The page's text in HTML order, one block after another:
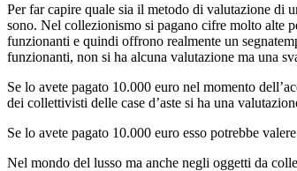
Per far capire quale sia il metodo di valutazione di
sono. Nel collezionismo si pagano cifre molto alte
funzionanti e quindi offrono realmente un
funzionanti, non si ha alcuna valutazione ma una
Se lo avete pagato 10.000 euro nel momento
dei collettivisti delle case d’aste si ha una
Se lo avete pagato 10.000 euro esso potrebbe
Nel mondo del lusso ma anche negli oggetti da